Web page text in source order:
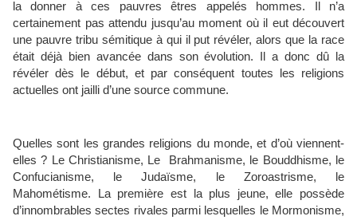
la donner à ces pauvres êtres appelés hommes. Il n’a
certainement pas attendu jusqu’au moment où il eut découvert
une pauvre tribu sémitique à qui il put révéler, alors que la race
était déjà bien avancée dans son évolution. Il a donc dû la
révéler dès le début, et par conséquent toutes les religions
actuelles ont jailli d’une source commune.
Quelles sont les grandes religions du monde, et d’où viennent-
elles ? Le Christianisme, Le Brahmanisme, le Bouddhisme, le
Confucianisme, le Judaïsme, le Zoroastrisme, le
Mahométisme. La première est la plus jeune, elle possède
d’innombrables sectes rivales parmi lesquelles le Mormonisme,